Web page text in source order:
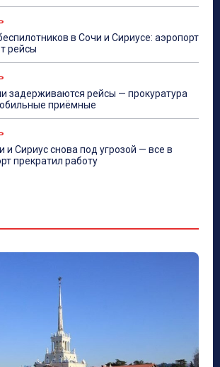
в Сочи и Сириусе: аэропорт
рейсы
задерживаются рейсы — прокуратура
приёмные
Сириус снова под угрозой — все в
прекратил работу